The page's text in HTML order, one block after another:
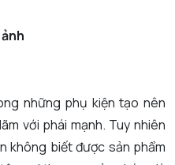
những phụ kiện tạo nên
với phái mạnh. Tuy nhiên
không biết được sản phẩm